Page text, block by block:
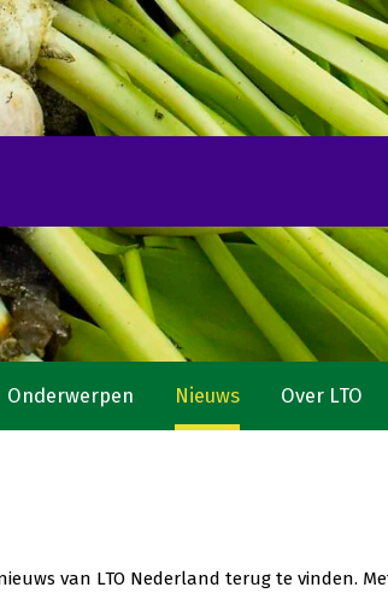
Onderwerpen Nieuws Over LTO
van LTO Nederland terug te vinden.